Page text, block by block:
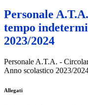
Personale
tempo
2023/2024
Personale A.T.A. -
Anno scolastico 2023/
Allegati